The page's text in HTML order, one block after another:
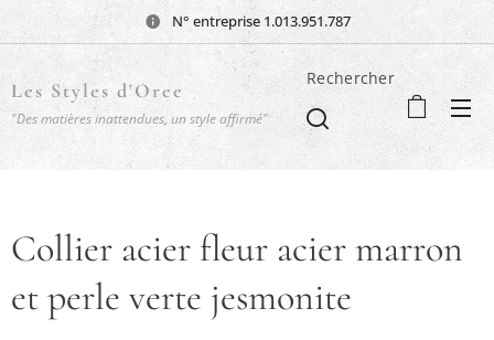
N° entreprise 1.013.951.787
Les Styles d'Oree
"Des matières inattendues, un style affirmé"
Rechercher
Collier acier fleur acier marron
et perle verte jesmonite